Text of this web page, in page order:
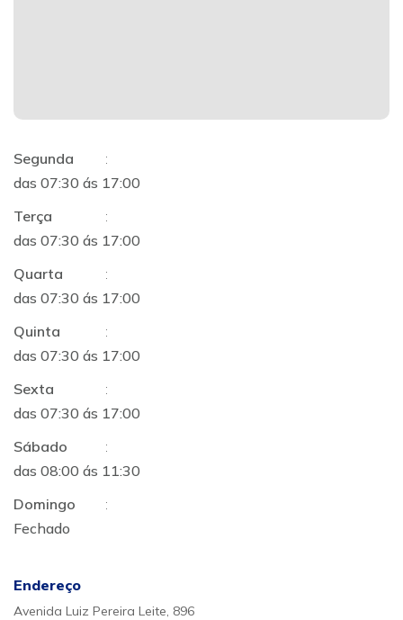
Segunda
:
das 07:30 ás 17:00
Terça
:
das 07:30 ás 17:00
Quarta
:
das 07:30 ás 17:00
Quinta
:
das 07:30 ás 17:00
Sexta
:
das 07:30 ás 17:00
Sábado
:
das 08:00 ás 11:30
Domingo
:
Fechado
Endereço
Avenida Luiz Pereira Leite, 896